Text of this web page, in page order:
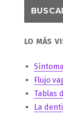
LO MÁS
Flujo
Tablas
La